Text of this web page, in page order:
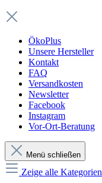
ÖkoPlus
Unsere Hersteller
Kontakt
FAQ
Versandkosten
Newsletter
Facebook
Instagram
Vor-Ort-Beratung
Menü schließen
Zeige alle Kategorien